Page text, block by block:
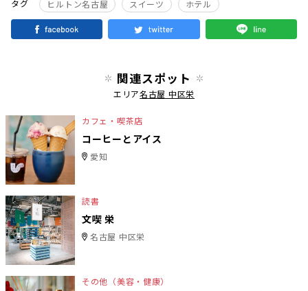
タグ
ヒルトン名古屋 スイーツ ホテル
関連スポット
エリア名古屋 中区栄
カフェ・喫茶店
コーヒーとアイス
愛知
読書
文喫 栄
名古屋 中区栄
その他（美容・健康）